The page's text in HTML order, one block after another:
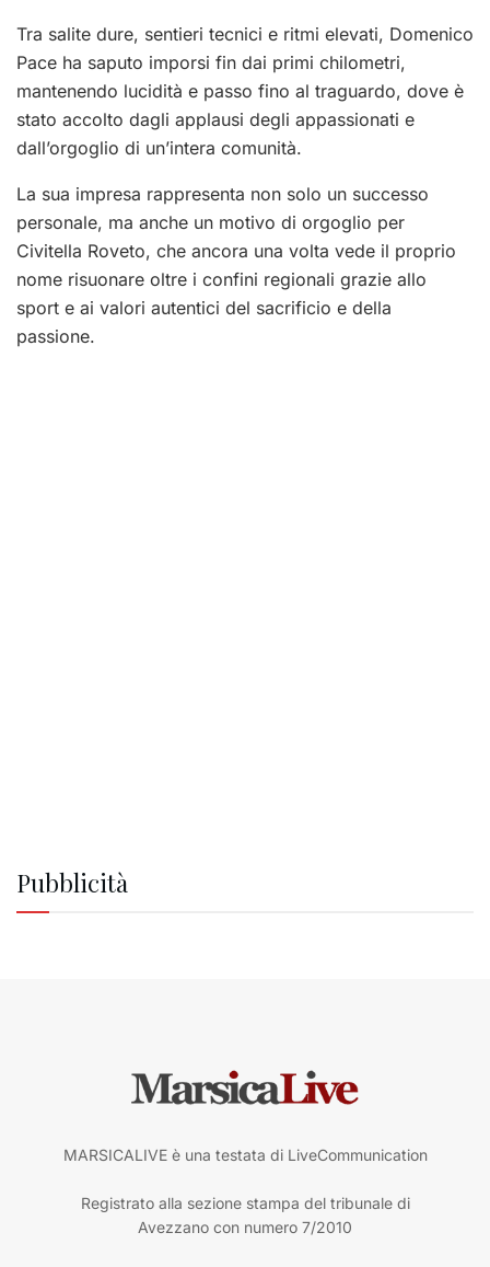
Tra salite dure, sentieri tecnici e ritmi elevati, Domenico
Pace ha saputo imporsi fin dai primi chilometri,
mantenendo lucidità e passo fino al traguardo, dove è
stato accolto dagli applausi degli appassionati e
dall’orgoglio di un’intera comunità.
La sua impresa rappresenta non solo un successo
personale, ma anche un motivo di orgoglio per
Civitella Roveto, che ancora una volta vede il proprio
nome risuonare oltre i confini regionali grazie allo
sport e ai valori autentici del sacrificio e della
passione.
Pubblicità
MARSICALIVE è una testata di LiveCommunication
Registrato alla sezione stampa del tribunale di
Avezzano con numero 7/2010